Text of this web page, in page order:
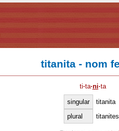
titanita - nom
ti·ta·ni·ta
singular
titanita
plural
titanites